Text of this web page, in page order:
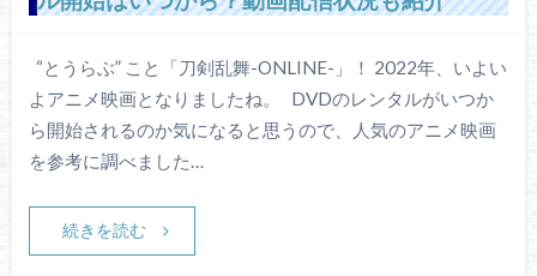
“とうらぶ” こと「刀剣乱舞-ONLINE-」！ 2022年、いよい
よアニメ映画となりましたね。 DVDのレンタルがいつか
ら開始されるのか気になると思うので、人気のアニメ映画
を参考に調べました…
続きを読む